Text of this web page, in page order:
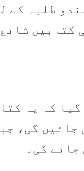
کتابیں
جائیں گی،
جائے گی۔